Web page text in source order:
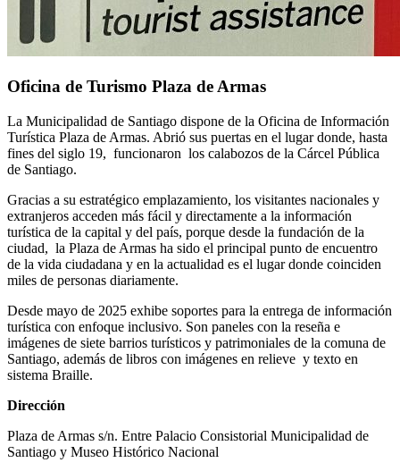
Oficina de Turismo Plaza de Armas
La Municipalidad de Santiago dispone de la Oficina de Información
Turística Plaza de Armas. Abrió sus puertas en el lugar donde, hasta
fines del siglo 19, funcionaron los calabozos de la Cárcel Pública
de Santiago.
Gracias a su estratégico emplazamiento, los visitantes nacionales y
extranjeros acceden más fácil y directamente a la información
turística de la capital y del país, porque desde la fundación de la
ciudad, la Plaza de Armas ha sido el principal punto de encuentro
de la vida ciudadana y en la actualidad es el lugar donde coinciden
miles de personas diariamente.
Desde mayo de 2025 exhibe soportes para la entrega de información
turística con enfoque inclusivo. Son paneles con la reseña e
imágenes de siete barrios turísticos y patrimoniales de la comuna de
Santiago, además de libros con imágenes en relieve y texto en
sistema Braille.
Dirección
Plaza de Armas s/n. Entre Palacio Consistorial Municipalidad de
Santiago y Museo Histórico Nacional